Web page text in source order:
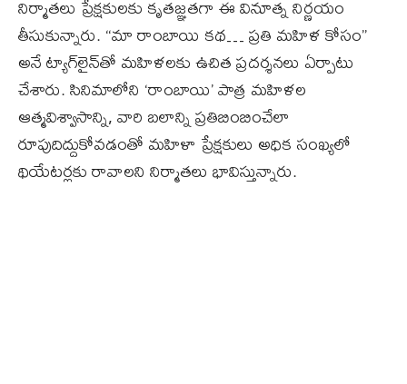
నిర్మాతలు ప్రేక్షకులకు కృతజ్ఞతగా ఈ వినూత్న నిర్ణయం
తీసుకున్నారు. “మా రాంబాయి కథ… ప్రతి మహిళ కోసం”
అనే ట్యాగ్‌లైన్‌తో మహిళలకు ఉచిత ప్రదర్శనలు ఏర్పాటు
చేశారు. సినిమాలోని ‘రాంబాయి’ పాత్ర మహిళల
ఆత్మవిశ్వాసాన్ని, వారి బలాన్ని ప్రతిబింబించేలా
రూపుదిద్దుకోవడంతో మహిళా ప్రేక్షకులు అధిక సంఖ్యలో
థియేటర్లకు రావాలని నిర్మాతలు భావిస్తున్నారు.